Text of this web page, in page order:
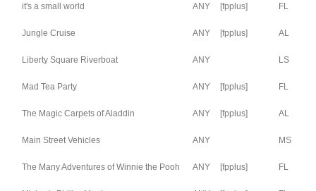
it's a small world ANY [fpplus] FL
Jungle Cruise ANY [fpplus] AL
Liberty Square Riverboat ANY LS
Mad Tea Party ANY [fpplus] FL
The Magic Carpets of Aladdin ANY [fpplus] AL
Main Street Vehicles ANY MS
The Many Adventures of Winnie the Pooh ANY [fpplus] FL